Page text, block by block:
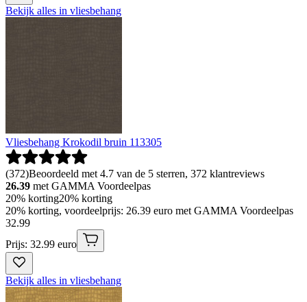
Bekijk alles in vliesbehang
Vliesbehang Krokodil bruin 113305
(372)Beoordeeld met 4.7 van de 5 sterren, 372 klantreviews
26.39 met GAMMA Voordeelpas
20% korting20% korting
20% korting, voordeelprijs: 26.39 euro met GAMMA Voordeelpas
32.99
Prijs: 32.99 euro
Bekijk alles in vliesbehang